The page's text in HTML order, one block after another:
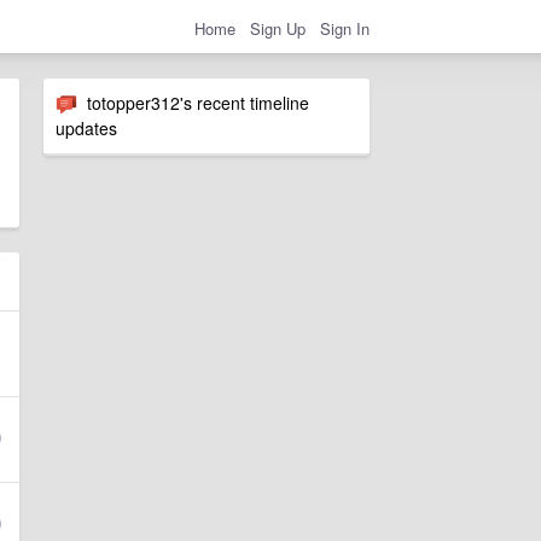
Home Sign Up Sign In
totopper312's recent timeline
updates